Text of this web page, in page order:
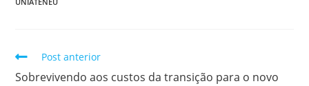
Post anterior
Sobrevivendo aos custos da transição para o novo